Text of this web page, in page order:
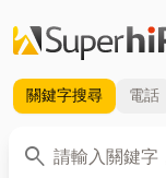
關鍵字搜尋 電話
search
關鍵字